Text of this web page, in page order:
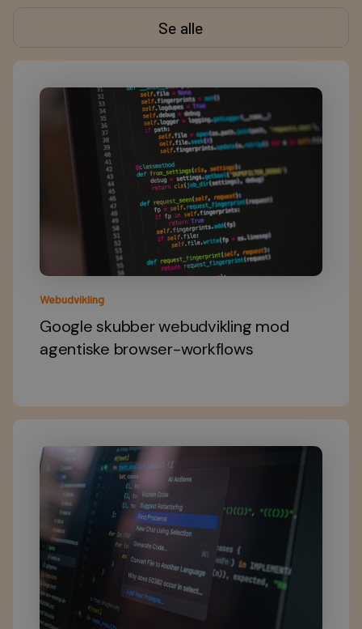
Se alle
Webudvikling
Google skubber webudvikling mod
agentiske browser-workflows